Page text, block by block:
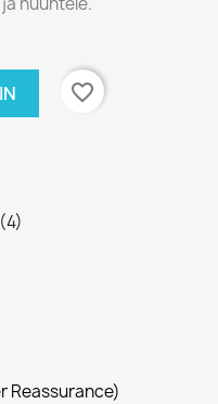
favorite_border
(4)
Reassurance)